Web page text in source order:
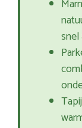
snel